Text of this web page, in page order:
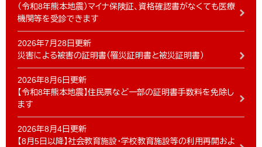
（令和8年熊本地震）マイナ保険証、資格確認書がなくても医療
機関等を受診できます
2026年7月28日更新
災害による被害の証明書（罹災証明書と被災証明書）
2026年8月6日更新
【令和8年熊本地震】住民票など一部の証明書手数料を免除し
ます
2026年8月4日更新
【8月5日以降】社会教育施設・学校教育施設等の利用再開およ